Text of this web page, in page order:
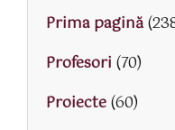
Prima pagină
Profesori (70)
Proiecte(60)